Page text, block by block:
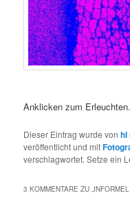
Anklicken zum Erleuchten.
Dieser Eintrag wurde vonhl
veröffentlicht und mit
verschlagwortet. Setze ein
3 KOMMENTARE ZU „